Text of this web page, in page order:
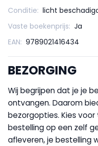
Conditie: licht
Vaste boekenprijs: Ja
EAN: 9789021416434
BEZORGING
Wij begrijpen dat je je
ontvangen. Daarom
bezorgopties. Kies voor
bestelling op een zelf
afleveren, je bestelling